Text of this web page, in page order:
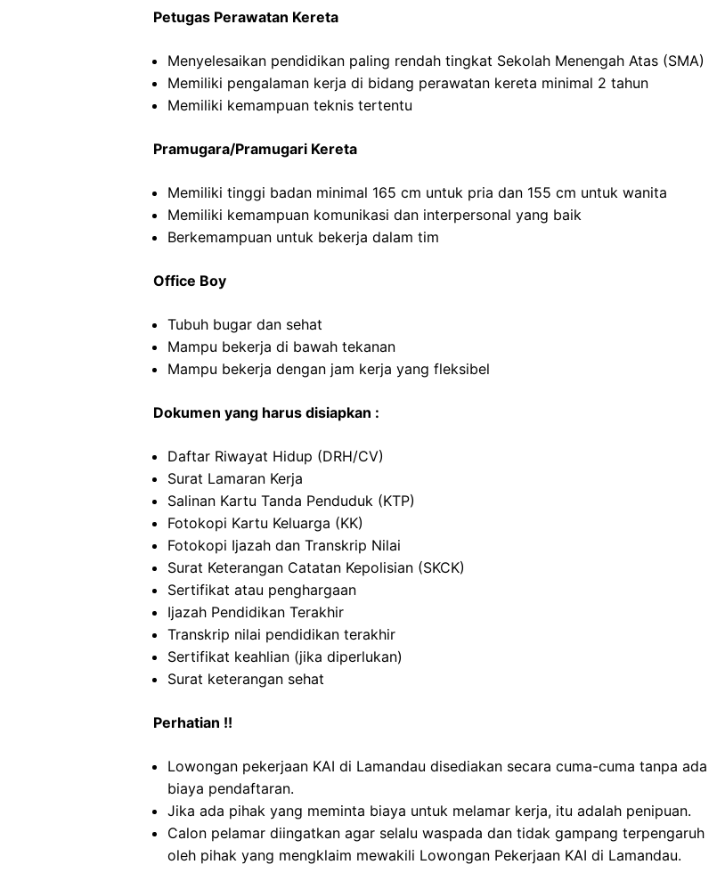
Petugas Perawatan Kereta
Menyelesaikan pendidikan paling rendah tingkat Sekolah Menengah Atas (SMA)
Memiliki pengalaman kerja di bidang perawatan kereta minimal 2 tahun
Memiliki kemampuan teknis tertentu
Pramugara/Pramugari Kereta
Memiliki tinggi badan minimal 165 cm untuk pria dan 155 cm untuk wanita
Memiliki kemampuan komunikasi dan interpersonal yang baik
Berkemampuan untuk bekerja dalam tim
Office Boy
Tubuh bugar dan sehat
Mampu bekerja di bawah tekanan
Mampu bekerja dengan jam kerja yang fleksibel
Dokumen yang harus disiapkan :
Daftar Riwayat Hidup (DRH/CV)
Surat Lamaran Kerja
Salinan Kartu Tanda Penduduk (KTP)
Fotokopi Kartu Keluarga (KK)
Fotokopi Ijazah dan Transkrip Nilai
Surat Keterangan Catatan Kepolisian (SKCK)
Sertifikat atau penghargaan
Ijazah Pendidikan Terakhir
Transkrip nilai pendidikan terakhir
Sertifikat keahlian (jika diperlukan)
Surat keterangan sehat
Perhatian !!
Lowongan pekerjaan KAI di Lamandau disediakan secara cuma-cuma tanpa ada
biaya pendaftaran.
Jika ada pihak yang meminta biaya untuk melamar kerja, itu adalah penipuan.
Calon pelamar diingatkan agar selalu waspada dan tidak gampang terpengaruh
oleh pihak yang mengklaim mewakili Lowongan Pekerjaan KAI di Lamandau.